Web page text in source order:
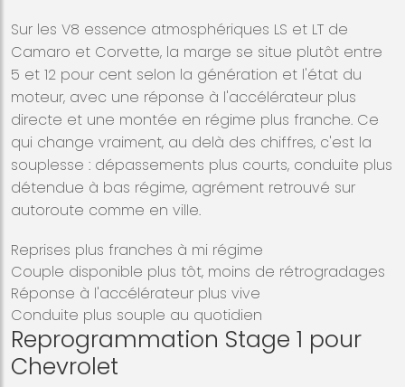
Sur les V8 essence atmosphériques LS et LT de
Camaro et Corvette, la marge se situe plutôt entre
5 et 12 pour cent selon la génération et l'état du
moteur, avec une réponse à l'accélérateur plus
directe et une montée en régime plus franche. Ce
qui change vraiment, au delà des chiffres, c'est la
souplesse : dépassements plus courts, conduite plus
détendue à bas régime, agrément retrouvé sur
autoroute comme en ville.
Reprises plus franches à mi régime
Couple disponible plus tôt, moins de rétrogradages
Réponse à l'accélérateur plus vive
Conduite plus souple au quotidien
Reprogrammation Stage 1 pour
Chevrolet